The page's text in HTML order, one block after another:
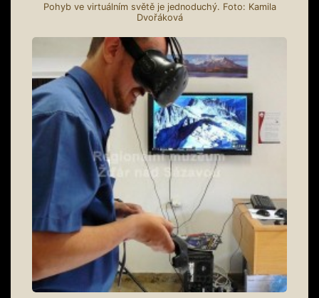
Pohyb ve virtuálním světě je jednoduchý. Foto: Kamila
Dvořáková